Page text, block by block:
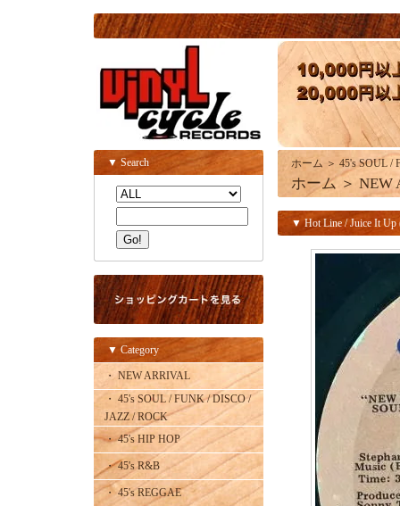
▼ Search
▼ Category
・ NEW ARRIVAL
・ 45's SOUL / FUNK / DISCO /
JAZZ / ROCK
・ 45's HIP HOP
・ 45's R&B
・ 45's REGGAE
ホーム ＞ 45's SOUL /
ホーム ＞ NEW
▼ Hot Line / Juice It Up